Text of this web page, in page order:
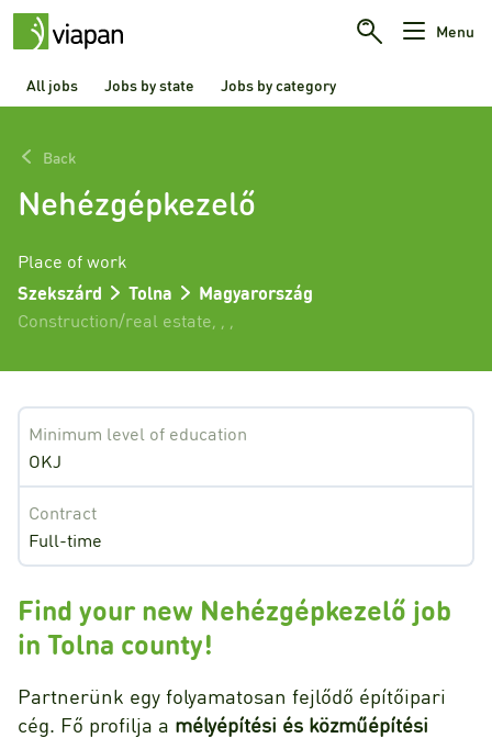
Menu
All jobs Jobs by state Jobs by category
Back
Nehézgépkezelő
Place of work
Szekszárd
Tolna
Magyarország
Construction/real estate
Minimum level of education
OKJ
Contract
Full-time
Find your new Nehézgépkezelő job
in Tolna county!
Partnerünk egy folyamatosan fejlődő építőipari
cég. Fő profilja a mélyépítési és közműépítési